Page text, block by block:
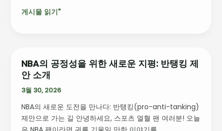
회
대
수
학
교
육
의
진
화
게시물 읽기"
NBA의 공정성을 위한 새로운 지평: 반탱킹 제
안 소개
3월 30, 2026
NBA의 새로운 도전을 만나다: 반탱킹(pro-anti-tanking)
제안으로 가는 길 안녕하세요, 스포츠 열혈 팬 여러분! 오늘
NBA
의
공
정
성
을